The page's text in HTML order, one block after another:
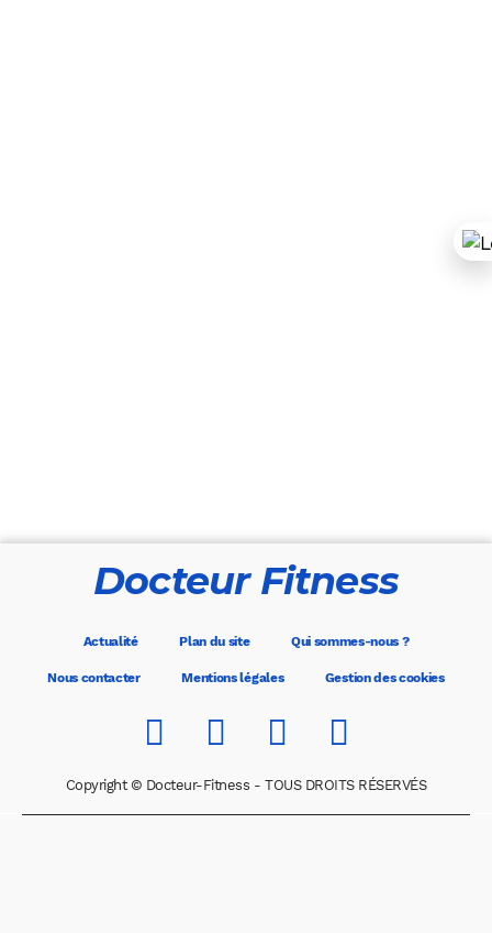
Docteur Fitness
Actualité Plan du site Qui sommes-nous ?
Nous contacter Mentions légales Gestion des cookies
Copyright © Docteur-Fitness - TOUS DROITS RÉSERVÉS